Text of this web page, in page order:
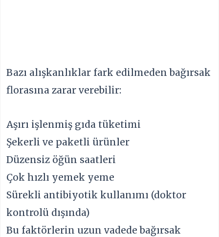
Bazı alışkanlıklar fark edilmeden bağırsak
florasına zarar verebilir:
Aşırı işlenmiş gıda tüketimi
Şekerli ve paketli ürünler
Düzensiz öğün saatleri
Çok hızlı yemek yeme
Sürekli antibiyotik kullanımı (doktor
kontrolü dışında)
Bu faktörlerin uzun vadede bağırsak